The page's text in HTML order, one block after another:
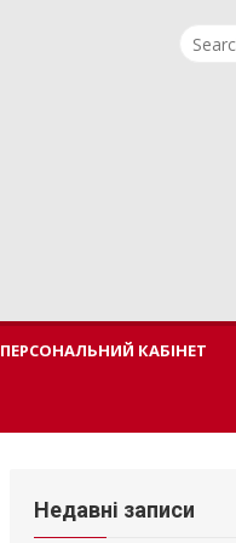
Search
ПЕРСОНАЛЬНИЙ КАБІНЕТ
Недавні записи